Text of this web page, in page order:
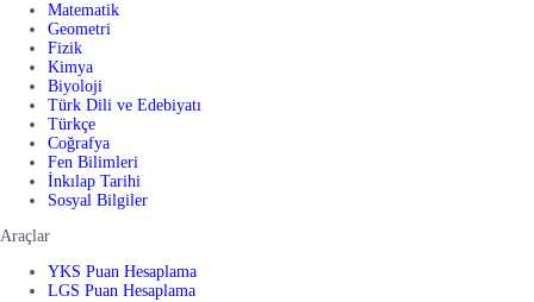
Matematik
Geometri
Fizik
Kimya
Biyoloji
Türk Dili ve Edebiyatı
Türkçe
Coğrafya
Fen Bilimleri
İnkılap Tarihi
Sosyal Bilgiler
Araçlar
YKS Puan Hesaplama
LGS Puan Hesaplama